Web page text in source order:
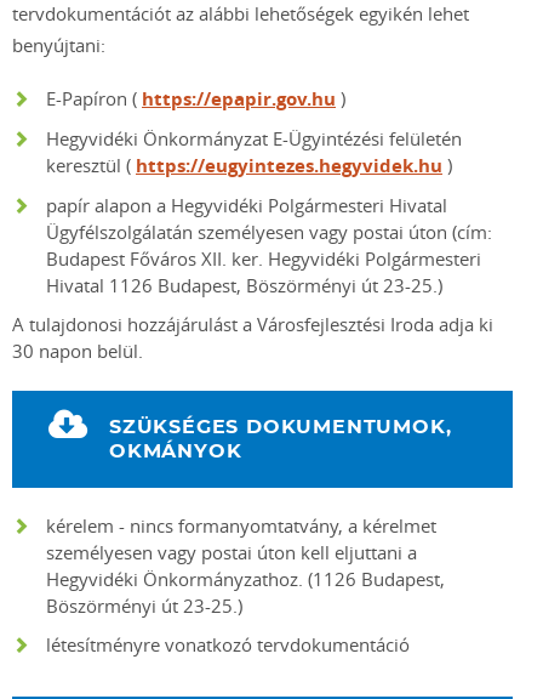
tervdokumentációt az alábbi lehetőségek egyikén lehet
benyújtani:
E-Papíron ( https://epapir.gov.hu )
Hegyvidéki Önkormányzat E-Ügyintézési felületén
keresztül ( https://eugyintezes.hegyvidek.hu )
papír alapon a Hegyvidéki Polgármesteri Hivatal
Ügyfélszolgálatán személyesen vagy postai úton (cím:
Budapest Főváros XII. ker. Hegyvidéki Polgármesteri
Hivatal 1126 Budapest, Böszörményi út 23-25.)
A tulajdonosi hozzájárulást a Városfejlesztési Iroda adja ki
30 napon belül.
SZÜKSÉGES DOKUMENTUMOK,
OKMÁNYOK
kérelem - nincs formanyomtatvány, a kérelmet
személyesen vagy postai úton kell eljuttani a
Hegyvidéki Önkormányzathoz. (1126 Budapest,
Böszörményi út 23-25.)
létesítményre vonatkozó tervdokumentáció